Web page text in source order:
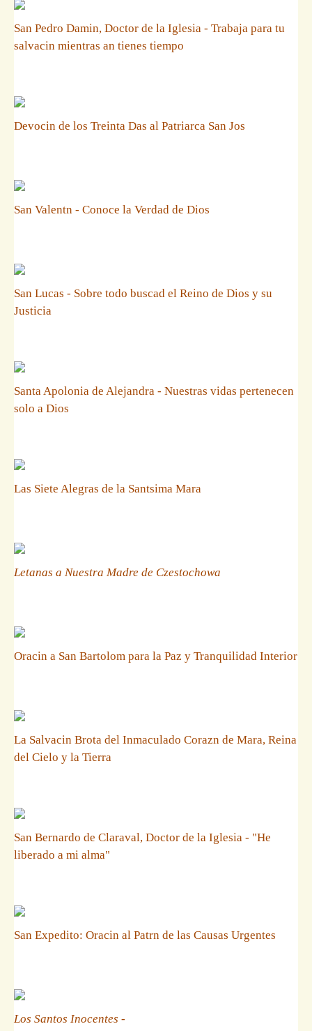
San Pedro Damin, Doctor de la Iglesia - Trabaja para tu
salvacin mientras an tienes tiempo
Devocin de los Treinta Das al Patriarca San Jos
San Valentn - Conoce la Verdad de Dios
San Lucas - Sobre todo buscad el Reino de Dios y su
Justicia
Santa Apolonia de Alejandra - Nuestras vidas pertenecen
solo a Dios
Las Siete Alegras de la Santsima Mara
Letanas a Nuestra Madre de Czestochowa
Oracin a San Bartolom para la Paz y Tranquilidad Interior
La Salvacin Brota del Inmaculado Corazn de Mara, Reina
del Cielo y la Tierra
San Bernardo de Claraval, Doctor de la Iglesia - "He
liberado a mi alma"
San Expedito: Oracin al Patrn de las Causas Urgentes
Los Santos Inocentes -